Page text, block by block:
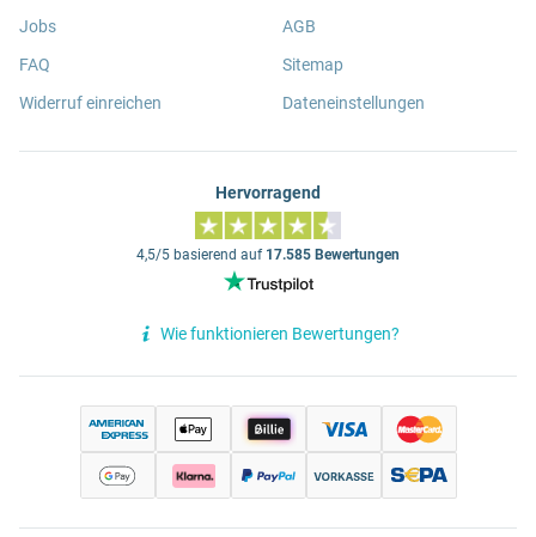
Jobs
FAQ
Widerruf einreichen
AGB
Sitemap
Dateneinstellungen
Hervorragend
4,5/5 basierend auf 17.585 Bewertungen
Wie funktionieren Bewertungen?